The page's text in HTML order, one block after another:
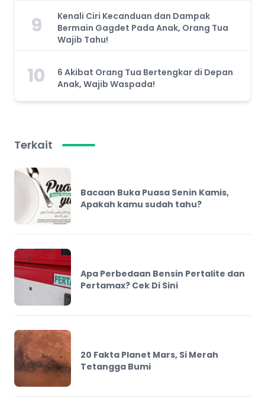
9
Kenali Ciri Kecanduan dan Dampak
Bermain Gagdet Pada Anak, Orang Tua
Wajib Tahu!
10
6 Akibat Orang Tua Bertengkar di Depan
Anak, Wajib Waspada!
Terkait
Bacaan Buka Puasa Senin Kamis,
Apakah kamu sudah tahu?
Apa Perbedaan Bensin Pertalite dan
Pertamax? Cek Di Sini
20 Fakta Planet Mars, Si Merah
Tetangga Bumi